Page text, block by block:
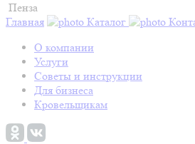
Пенза
Главная
Каталог
О компании
Услуги
Советы и инструкции
Для бизнеса
Кровельщикам